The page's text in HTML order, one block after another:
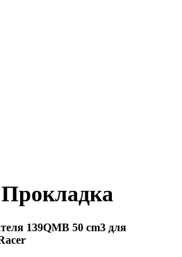
139QMB 50 cm3 для